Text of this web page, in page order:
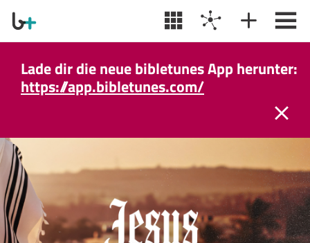
Lade dir die neue bibletunes App herunter:
https://app.bibletunes.com/